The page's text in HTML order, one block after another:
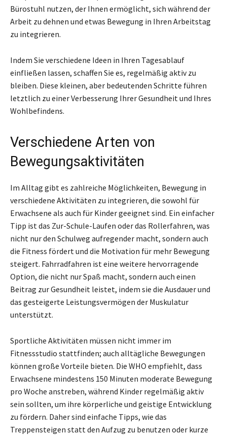
Bürostuhl nutzen, der Ihnen ermöglicht, sich während der
Arbeit zu dehnen und etwas Bewegung in Ihren Arbeitstag
zu integrieren.
Indem Sie verschiedene Ideen in Ihren Tagesablauf
einfließen lassen, schaffen Sie es, regelmäßig aktiv zu
bleiben. Diese kleinen, aber bedeutenden Schritte führen
letztlich zu einer Verbesserung Ihrer Gesundheit und Ihres
Wohlbefindens.
Verschiedene Arten von
Bewegungsaktivitäten
Im Alltag gibt es zahlreiche Möglichkeiten, Bewegung in
verschiedene Aktivitäten zu integrieren, die sowohl für
Erwachsene als auch für Kinder geeignet sind. Ein einfacher
Tipp ist das Zur-Schule-Laufen oder das Rollerfahren, was
nicht nur den Schulweg aufregender macht, sondern auch
die Fitness fördert und die Motivation für mehr Bewegung
steigert. Fahrradfahren ist eine weitere hervorragende
Option, die nicht nur Spaß macht, sondern auch einen
Beitrag zur Gesundheit leistet, indem sie die Ausdauer und
das gesteigerte Leistungsvermögen der Muskulatur
unterstützt.
Sportliche Aktivitäten müssen nicht immer im
Fitnessstudio stattfinden; auch alltägliche Bewegungen
können große Vorteile bieten. Die WHO empfiehlt, dass
Erwachsene mindestens 150 Minuten moderate Bewegung
pro Woche anstreben, während Kinder regelmäßig aktiv
sein sollten, um ihre körperliche und geistige Entwicklung
zu fördern. Daher sind einfache Tipps, wie das
Treppensteigen statt den Aufzug zu benutzen oder kurze